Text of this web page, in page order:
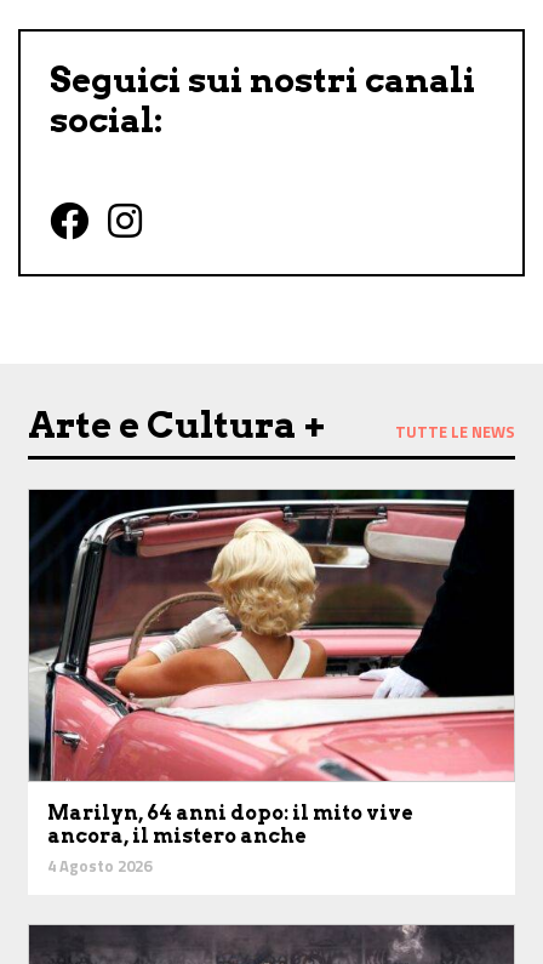
Seguici sui nostri canali
social:
Follow us on Facebook
Follow us on Instagram
Arte e Cultura + TUTTE LE NEWS
Marilyn, 64 anni dopo: il mito vive
ancora, il mistero anche
4 Agosto 2026